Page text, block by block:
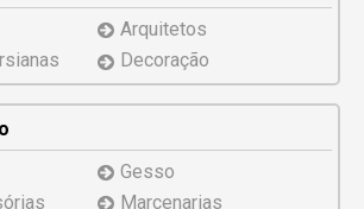
Arquitetos
Decoração
Gesso
Marcenarias